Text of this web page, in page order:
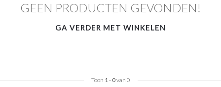
GEEN PRODUCTEN GEVONDEN!
GA VERDER MET WINKELEN
Toon 1- 0van 0